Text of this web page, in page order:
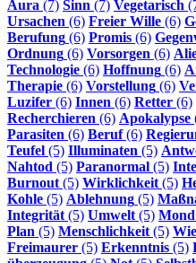
Aura (7) Sinn (7) Vegetarisch
Ursachen (6) Freier Wille (6)
Berufung (6) Promis (6)
Ordnung (6) Vorsorgen (6)
Technologie (6) Hoffnung (6)
Therapie (6) Vorstellung (6)
Luzifer (6) Innen (6) Retter (6)
Recherchieren (6) Apokalypse
Parasiten (6) Beruf(6)
Teufel (5) Illuminaten (5)
Nahtod (5) Paranormal (5)
Burnout(5) Wirklichkeit(5)
Kohle (5) Ablehnung (5)
Integrität(5) Umwelt(5) Mond
Plan (5) Menschlichkeit(5)
Freimaurer (5) Erkenntnis (5)